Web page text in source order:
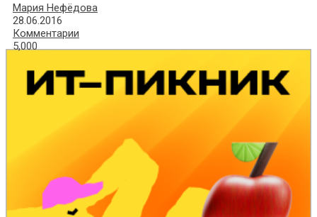
Мария Нефёдова
28.06.2016
Комментарии
5,000